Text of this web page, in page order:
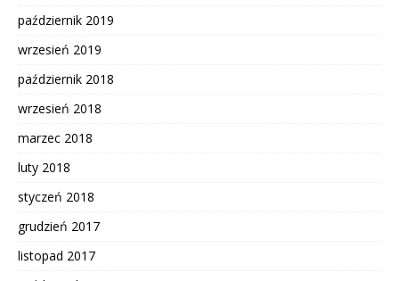
październik 2019
wrzesień 2019
październik 2018
wrzesień 2018
marzec 2018
luty 2018
styczeń 2018
grudzień 2017
listopad 2017